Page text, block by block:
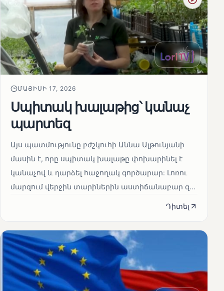
ՄԱՅԻՍԻ 17, 2026
Սպիտակ խալաթից՝ կանաչ
պարտեզ
Այս պատմությունը բժշկուհի Աննա Ալթունյանի
մասին է, որը սպիտակ խալաթը փոխարինել է
կանաչով և դարձել հաջողակ գործարար: Լոռու
մարզում վերջին տարիներին աստիճանաբար զ...
Դիտել